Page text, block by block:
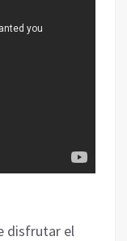
disfrutar el